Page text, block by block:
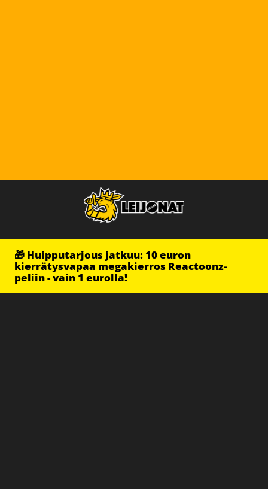
🎁 Huipputarjous jatkuu: 10 euron
kierrätysvapaa megakierros Reactoonz-
peliin - vain 1 eurolla!